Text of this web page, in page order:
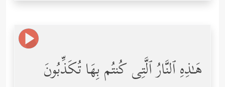
هَـٰذِهِ ٱلنَّارُ ٱلَّتِی كُنتُم بِهَا تُكَذِّبُونَ